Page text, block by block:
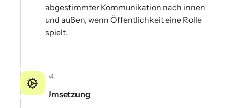
abgestimmter Kommunikation nach innen
und außen, wenn Öffentlichkeit eine Rolle
spielt.
04
Umsetzung